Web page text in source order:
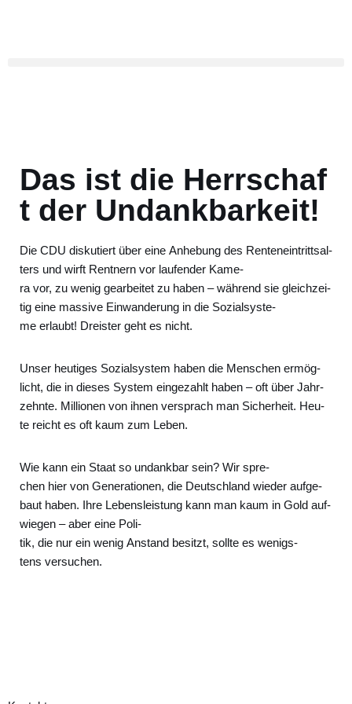
Das ist die Herrschaf
t der Undankbarkeit!
Die CDU dis­ku­tiert über eine Anhe­bung des Ren­ten­ein­tritts­al­
ters und wirft Rent­nern vor lau­fen­der Kame­
ra vor, zu wenig gear­bei­tet zu haben – wäh­rend sie gleich­zei­
tig eine mas­si­ve Ein­wan­de­rung in die Sozi­al­sys­te­
me erlaubt! Dreis­ter geht es nicht.
Unser heu­ti­ges Sozi­al­sys­tem haben die Men­schen ermög­
licht, die in die­ses Sys­tem ein­ge­zahlt haben – oft über Jahr­
zehn­te. Mil­lio­nen von ihnen ver­sprach man Sicher­heit. Heu­
te reicht es oft kaum zum Leben.
Wie kann ein Staat so undank­bar sein? Wir spre­
chen hier von Gene­ra­tio­nen, die Deutsch­land wie­der auf­ge­
baut haben. Ihre Lebens­leis­tung kann man kaum in Gold auf­
wie­gen – aber eine Poli­
tik, die nur ein wenig Anstand besitzt, soll­te es wenigs­
tens ver­su­chen.